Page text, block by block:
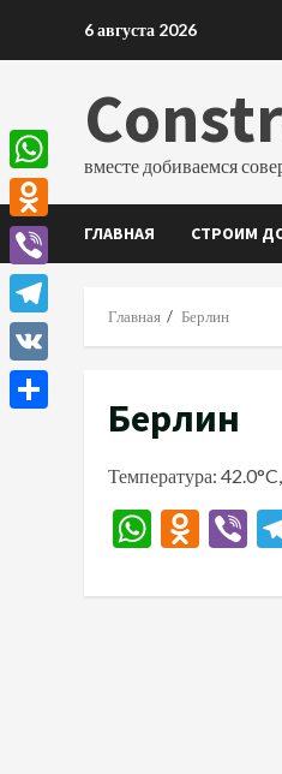
6 августа 2026
вместе добиваемся
ГЛАВНАЯ СТРОИМ
Главная Берлин
Берлин
Температура:
WhatsApp
Odnoklassniki
Viber
Telegram
VK